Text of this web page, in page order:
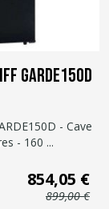
GARDE150D
- Cave
- 160 ...
854,05 €
899,00 €